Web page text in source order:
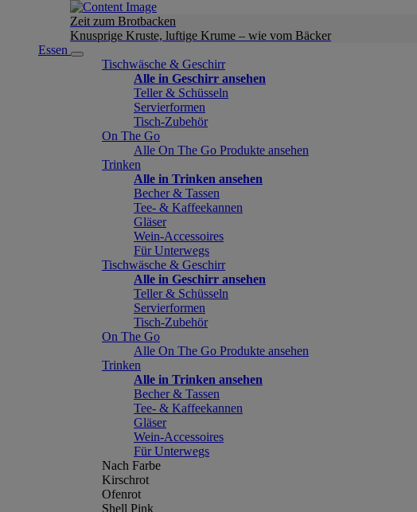
Zeit zum Brotbacken
Knusprige Kruste, luftige Krume – wie vom Bäcker
Essen
Tischwäsche & Geschirr
Alle in Geschirr ansehen
Teller & Schüsseln
Servierformen
Tisch-Zubehör
On The Go
Alle On The Go Produkte ansehen
Trinken
Alle in Trinken ansehen
Becher & Tassen
Tee- & Kaffeekannen
Gläser
Wein-Accessoires
Für Unterwegs
Tischwäsche & Geschirr
Alle in Geschirr ansehen
Teller & Schüsseln
Servierformen
Tisch-Zubehör
On The Go
Alle On The Go Produkte ansehen
Trinken
Alle in Trinken ansehen
Becher & Tassen
Tee- & Kaffeekannen
Gläser
Wein-Accessoires
Für Unterwegs
Nach Farbe
Kirschrot
Ofenrot
Shell Pink